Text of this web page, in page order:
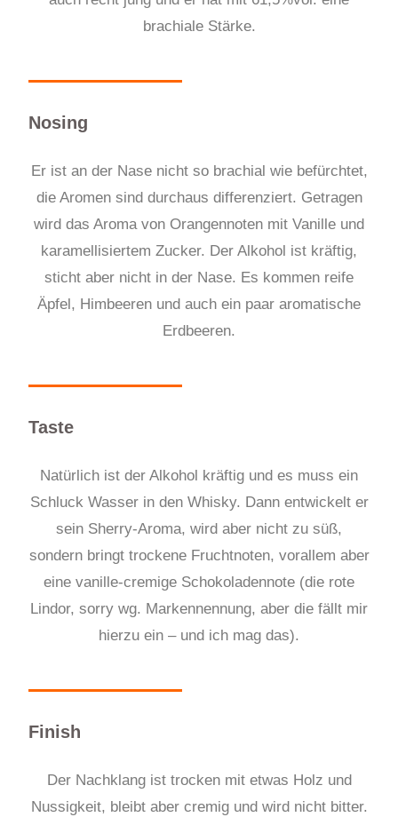
brachiale Stärke.
Nosing
Er ist an der Nase nicht so brachial wie befürchtet,
die Aromen sind durchaus differenziert. Getragen
wird das Aroma von Orangennoten mit Vanille und
karamellisiertem Zucker. Der Alkohol ist kräftig,
sticht aber nicht in der Nase. Es kommen reife
Äpfel, Himbeeren und auch ein paar aromatische
Erdbeeren.
Taste
Natürlich ist der Alkohol kräftig und es muss ein
Schluck Wasser in den Whisky. Dann entwickelt er
sein Sherry-Aroma, wird aber nicht zu süß,
sondern bringt trockene Fruchtnoten, vorallem aber
eine vanille-cremige Schokoladennote (die rote
Lindor, sorry wg. Markennennung, aber die fällt mir
hierzu ein – und ich mag das).
Finish
Der Nachklang ist trocken mit etwas Holz und
Nussigkeit, bleibt aber cremig und wird nicht bitter.